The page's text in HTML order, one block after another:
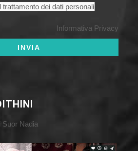
trattamento dei dati personali
Informativa Privacy
Suor Nadia